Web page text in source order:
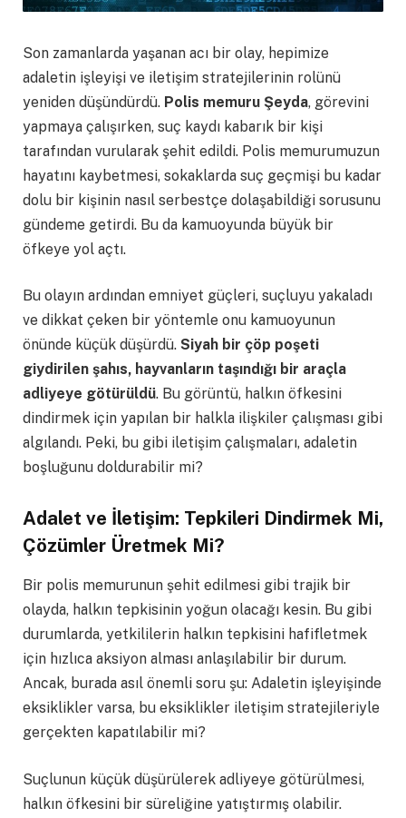
Son zamanlarda yaşanan acı bir olay, hepimize
adaletin işleyişi ve iletişim stratejilerinin rolünü
yeniden düşündürdü. Polis memuru Şeyda, görevini
yapmaya çalışırken, suç kaydı kabarık bir kişi
tarafından vurularak şehit edildi. Polis memurumuzun
hayatını kaybetmesi, sokaklarda suç geçmişi bu kadar
dolu bir kişinin nasıl serbestçe dolaşabildiği sorusunu
gündeme getirdi. Bu da kamuoyunda büyük bir
öfkeye yol açtı.
Bu olayın ardından emniyet güçleri, suçluyu yakaladı
ve dikkat çeken bir yöntemle onu kamuoyunun
önünde küçük düşürdü. Siyah bir çöp poşeti
giydirilen şahıs, hayvanların taşındığı bir araçla
adliyeye götürüldü. Bu görüntü, halkın öfkesini
dindirmek için yapılan bir halkla ilişkiler çalışması gibi
algılandı. Peki, bu gibi iletişim çalışmaları, adaletin
boşluğunu doldurabilir mi?
Adalet ve İletişim: Tepkileri Dindirmek Mi,
Çözümler Üretmek Mi?
Bir polis memurunun şehit edilmesi gibi trajik bir
olayda, halkın tepkisinin yoğun olacağı kesin. Bu gibi
durumlarda, yetkililerin halkın tepkisini hafifletmek
için hızlıca aksiyon alması anlaşılabilir bir durum.
Ancak, burada asıl önemli soru şu: Adaletin işleyişinde
eksiklikler varsa, bu eksiklikler iletişim stratejileriyle
gerçekten kapatılabilir mi?
Suçlunun küçük düşürülerek adliyeye götürülmesi,
halkın öfkesini bir süreliğine yatıştırmış olabilir.